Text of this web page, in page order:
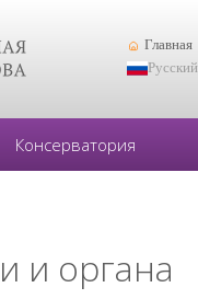
Главная
Русский
Консерватория
и органа